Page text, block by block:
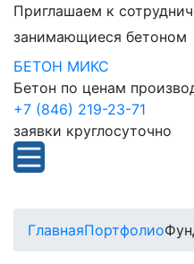
Приглашаем к
занимающиеся бетоном
БЕТОН МИКС
Бетон по ценам
+7 (846) 219-23-71
заявки круглосуточно
ГлавнаяПортфолио